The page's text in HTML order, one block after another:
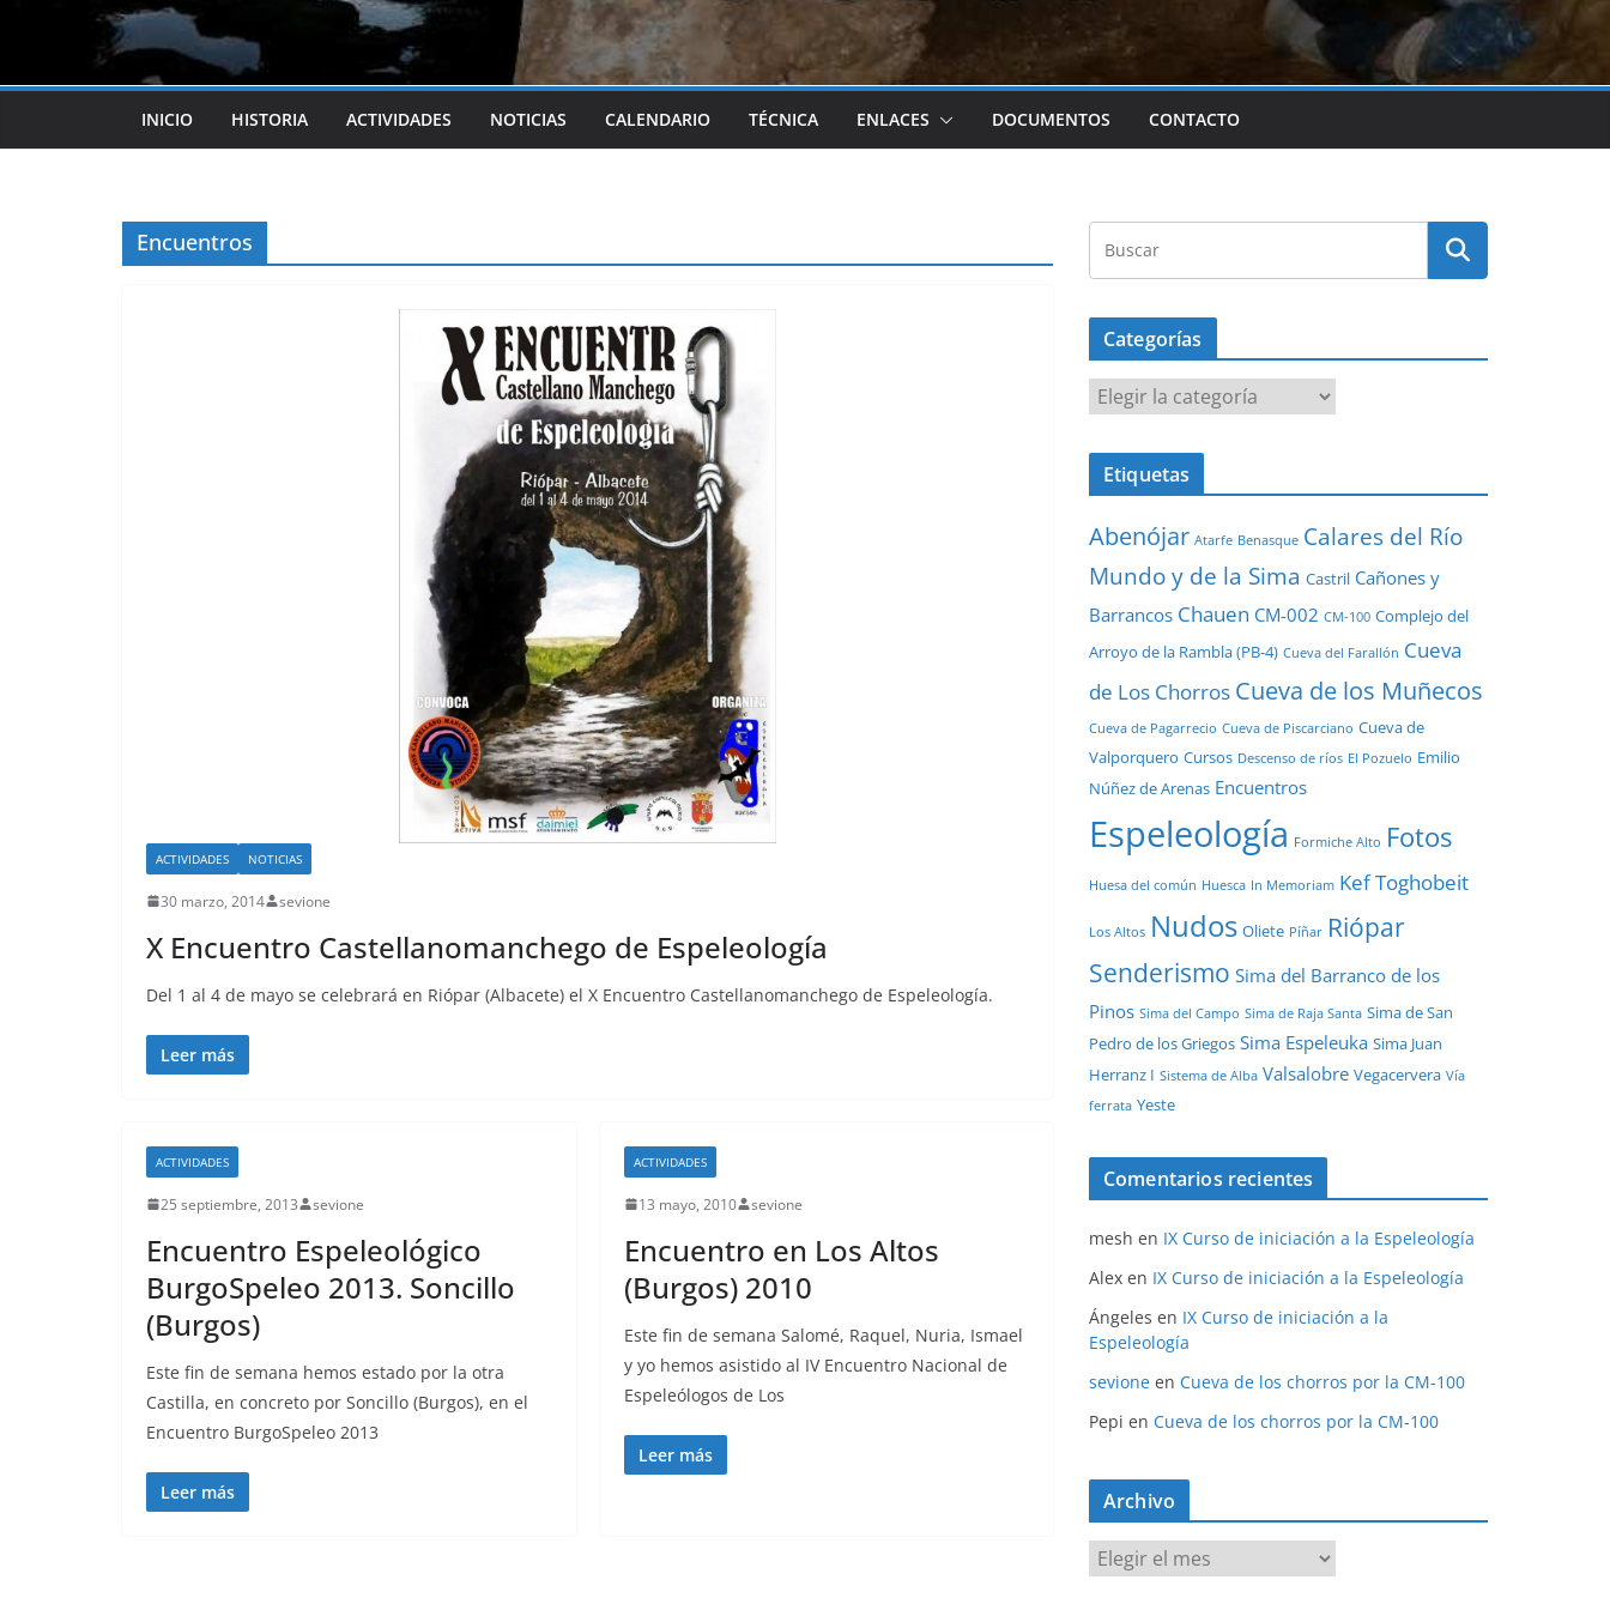
INICIO HISTORIA ACTIVIDADES NOTICIAS CALENDARIO TÉCNICA ENLACES DOCUMENTOS CONTACTO
Encuentros
ACTIVIDADES NOTICIAS
30 marzo, 2014 sevione
X Encuentro Castellanomanchego de Espeleología
Del 1 al 4 de mayo se celebrará en Riópar (Albacete) el X Encuentro Castellanomanchego de Espeleología.
Leer más
ACTIVIDADES
25 septiembre, 2013 sevione
Encuentro Espeleológico
BurgoSpeleo 2013. Soncillo
(Burgos)
Este fin de semana hemos estado por la otra
Castilla, en concreto por Soncillo (Burgos), en el
Encuentro BurgoSpeleo 2013
Leer más
ACTIVIDADES
13 mayo, 2010 sevione
Encuentro en Los Altos
(Burgos) 2010
Este fin de semana Salomé, Raquel, Nuria, Ismael
y yo hemos asistido al IV Encuentro Nacional de
Espeleólogos de Los
Leer más
Categorías
Categorías
Etiquetas
Abenójar Atarfe Benasque Calares del Río
Mundo y de la Sima Castril Cañones y
Barrancos Chauen CM-002 CM-100 Complejo del
Arroyo de la Rambla (PB-4) Cueva del Farallón Cueva
de Los Chorros Cueva de los Muñecos
Cueva de Pagarrecio Cueva de Piscarciano Cueva de
Valporquero Cursos Descenso de ríos El Pozuelo Emilio
Núñez de Arenas Encuentros
Espeleología Formiche Alto Fotos
Huesa del común Huesca In Memoriam Kef Toghobeit
Los Altos Nudos Oliete Píñar Riópar
Senderismo Sima del Barranco de los
Pinos Sima del Campo Sima de Raja Santa Sima de San
Pedro de los Griegos Sima Espeleuka Sima Juan
Herranz I Sistema de Alba Valsalobre Vegacervera Vía
ferrata Yeste
Comentarios recientes
mesh en IX Curso de iniciación a la Espeleología
Alex en IX Curso de iniciación a la Espeleología
Ángeles en IX Curso de iniciación a la
Espeleología
sevione en Cueva de los chorros por la CM-100
Pepi en Cueva de los chorros por la CM-100
Archivo
Archivo